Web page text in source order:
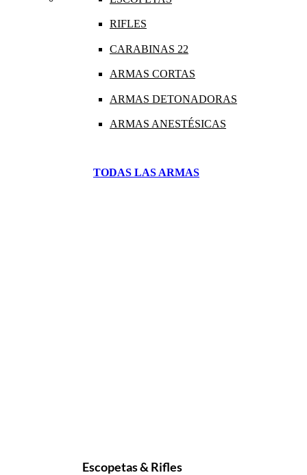
RIFLES
CARABINAS 22
ARMAS CORTAS
ARMAS DETONADORAS
ARMAS ANESTÉSICAS
TODAS LAS ARMAS
Escopetas & Rifles